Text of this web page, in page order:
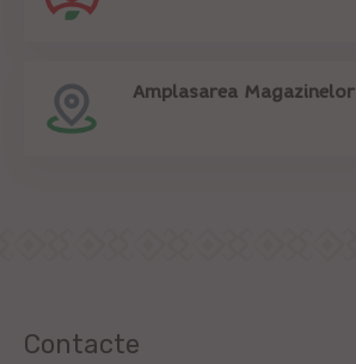
Amplasarea Magazinelor
Contacte